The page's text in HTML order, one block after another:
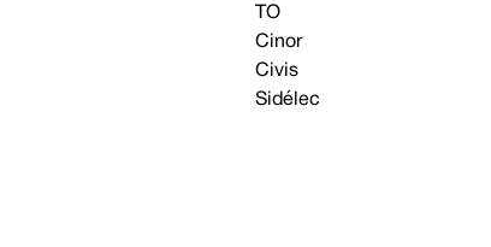
TO
Cinor
Civis
Sidélec